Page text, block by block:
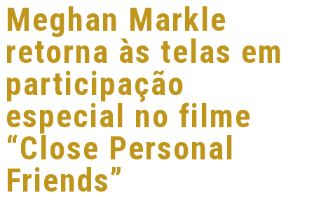
Meghan Markle
retorna às telas em
participação
especial no filme
“Close Personal
Friends”